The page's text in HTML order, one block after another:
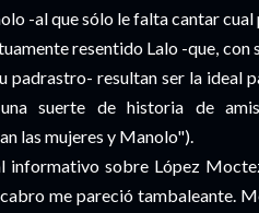
-al que sólo le falta cantar cual
resentido Lalo -que, con
padrastro- resultan ser la ideal
suerte de historia de
las mujeres y Manolo").
informativo sobre López
me pareció tambaleante.